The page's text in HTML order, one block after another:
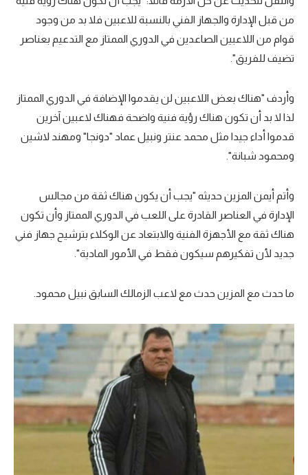
من قبل الإدارة والجهاز الفني بالنسبة للاعبين فلا بد من وجود
قوام من اللاعبين الصاعدين في الدوري الممتاز مع التدعيم بعناصر
تضيف للفريق".
وأردف "هناك بعض اللاعبين لن يقدموا الإضافة في الدوري الممتاز
لذا لا بد أن تكون هناك رؤية فنية واضحة فهناك لاعبين آخرين
قدموا أداء جيدا مثل محمد عنتر ونبيل عماد "دونجا" ومهند لاشين
ومحمود شبانة".
وأتم أيمن المزين حديثه "يجب أن يكون هناك ثقة من مجالس
الإدارة في العناصر القادرة على اللعب في الدوري الممتاز وأن تكون
هناك ثقة مع الأجهزة الفنية والابتعاد عن الوكلاء بترشيح جهاز فني
جديد لأن تفكيرهم سيكون فقط في الأمور المادية".
ما حدث مع المزين حدث مع لاعب الزمالك السابق نبيل محمود.